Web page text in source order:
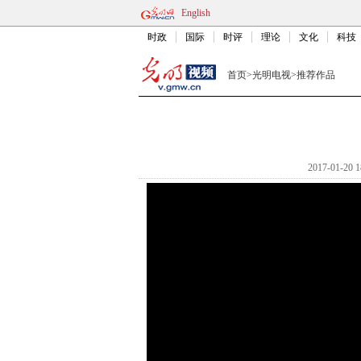
English
时政 国际 时评 理论 文化 科技
首页>光明电视>推荐作品
2017-01-20